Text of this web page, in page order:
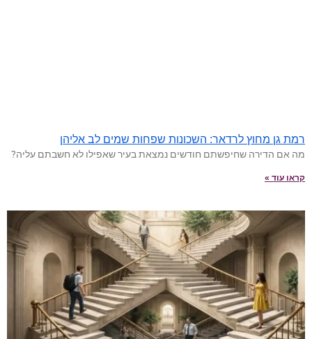
רמת גן מחוץ לרדאר: השכונות שפחות שמים לב אליהן
מה אם הדירה שחיפשתם חודשים נמצאת בעיר שאפילו לא חשבתם עליה?
קראו עוד »